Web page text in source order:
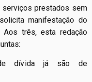
prestados sem
manifestação do
três, esta redação
de dívida já são de